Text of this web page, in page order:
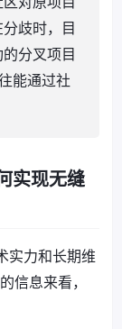
歧时，目
分叉项目
能通过社
实现无缝
实力和长期维
信息来看，